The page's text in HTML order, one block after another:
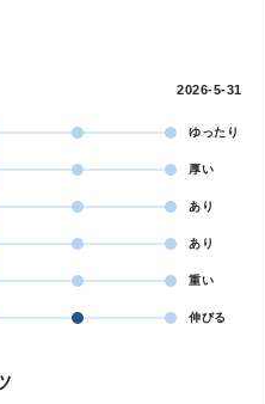
2026-5-31
ゆったり
厚い
あり
あり
重い
伸びる